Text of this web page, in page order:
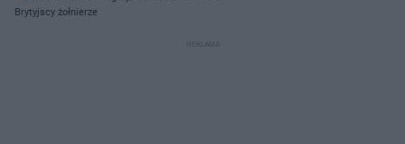
Brytyjscy żołnierze